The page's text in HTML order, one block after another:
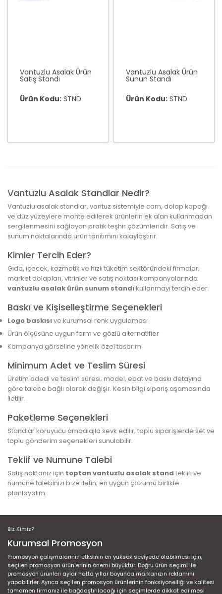
Vantuzlu Asalak Ürün
Satış Standı
Ürün Kodu: STND
Vantuzlu Asalak Ürün
Sunun Standı
Ürün Kodu: STND
Vantuzlu Asalak Standlar Nedir?
Vantuzlu asalak standlar, vantuz sistemiyle cam, dolap kapağı
ve düz yüzeylere monte edilerek ürünlerin ek alan kullanmadan
sergilenmesini sağlayan pratik teşhir çözümleridir. Satış ve
sunum noktalarında ürün tanıtımını kolaylaştırır.
Kimler Tercih Eder?
Gıda, içecek, kozmetik ve hızlı tüketim sektöründeki firmalar;
market dolapları, vitrinler ve satış noktası kampanyalarında
vantuzlu asalak ürün sunum standıkullanmayı tercih eder.
Baskı ve Kişiselleştirme Seçenekleri
Logo baskısıve kurumsal renk uygulaması
Ürün ölçüsüne uygun form ve gözlü alternatifler
Kampanya görseline yönelik özel tasarım
Minimum Adet ve Teslim Süresi
Üretim adedi ve teslim süresi; model, ebat ve baskı detayına
göre talebe bağlı olarak değişir. Kesin bilgi sipariş aşamasında
iletilir.
Paketleme Seçenekleri
Standlar koruyucu ambalajla sevk edilir; toplu siparişlerde set ve
toplu gönderim seçenekleri sunulabilir.
Teklif ve Numune Talebi
Satış noktanız için toptan vantuzlu asalak stand teklifi ve
numune talebinizi bize iletin; en uygun çözümü birlikte
planlayalım.
Biz Kimiz?
Kurumsal Promosyon
Promosyon çalışmalarının etksinin en yüksek seviyede olabilmesi için,
seçilen promosyon ürünlerinin önemi büyüktür. Doğru ürün seçimi ile
promosyon ürünleri aylar hatta yıllar boyunca markanızın reklamını
yapabilirler. Ayrıca seçilen promosyon ürünlerinin fonksiyonelliği ve kalitesi
tamamen firmanız ile bağdaştırılacağı için seçimlerde dikkat edilmesi